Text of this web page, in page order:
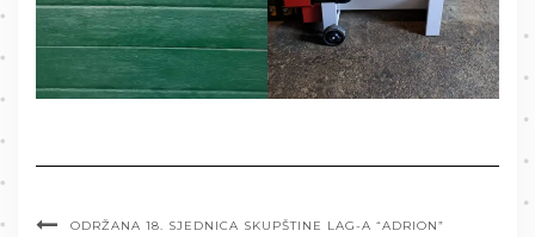
ODRŽANA 18. SJEDNICA SKUPŠTINE LAG-A “ADRION”